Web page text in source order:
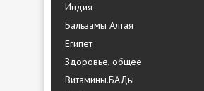
Индия
Бальзамы Алтая
Египет
Здоровье, общее
Витамины.БАДы